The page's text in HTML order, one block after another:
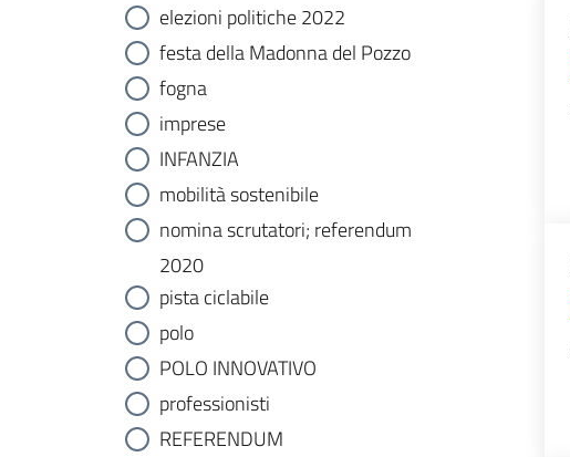
elezioni politiche 2022
festa della Madonna del Pozzo
fogna
imprese
INFANZIA
mobilità sostenibile
nomina scrutatori; referendum
2020
pista ciclabile
polo
POLO INNOVATIVO
professionisti
REFERENDUM